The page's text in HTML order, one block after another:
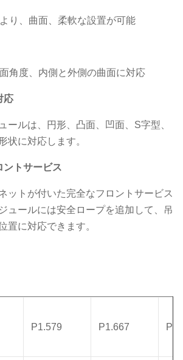
り、曲面、柔軟な設置が可能
角度、内側と外側の曲面に対応
応
ールは、円形、凸面、凹面、S字型、
状に対応します。
ントサービス
ットが付いた完全なフロントサービス
ュールには安全ロープを追加して、吊
置に対応できます。
P1.579 P1.667